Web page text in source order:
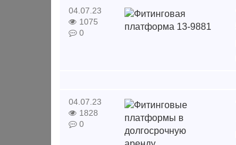
04.07.23
1075
0
04.07.23
1828
0